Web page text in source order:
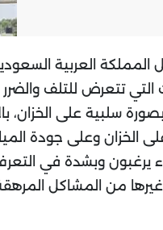
المملكة العربية
التي تتعرض للتلف
سلبية على الخزان،
الخزان وعلى جودة
يرغبون وبشدة في
من المشاكل